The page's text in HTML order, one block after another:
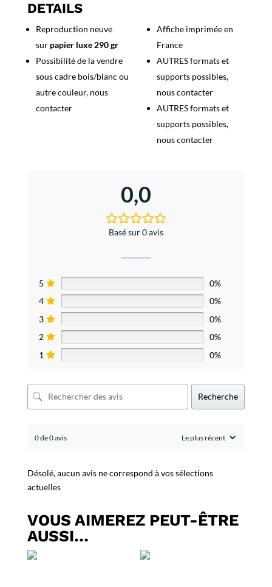
DETAILS
Reproduction neuve
sur papier luxe 290 gr
Possibilité de la vendre
sous cadre bois/blanc ou
autre couleur, nous
contacter
Affiche imprimée en
France
AUTRES formats et
supports possibles,
nous contacter
AUTRES formats et
supports possibles,
nous contacter
0,0
Basé sur 0 avis
5
0%
4
0%
3
0%
2
0%
1
0%
Recherche
0 de 0 avis
Désolé, aucun avis ne correspond à vos sélections
actuelles
VOUS AIMEREZ PEUT-ÊTRE
AUSSI…